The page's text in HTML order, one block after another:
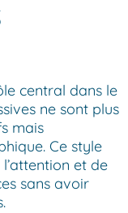
central dans le
ne sont plus
mais
Ce style
et de
sans avoir